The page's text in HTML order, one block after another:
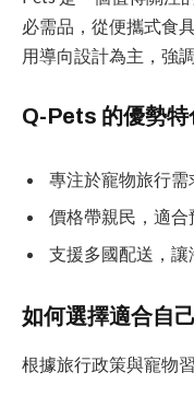
必需品，從便攜式食
用導向設計為主，強
Q-Pets 的優勢特
專注於寵物旅行需
價格帶親民，適合
支援多國配送，讓
如何選擇適合自
根據旅行政策與寵物